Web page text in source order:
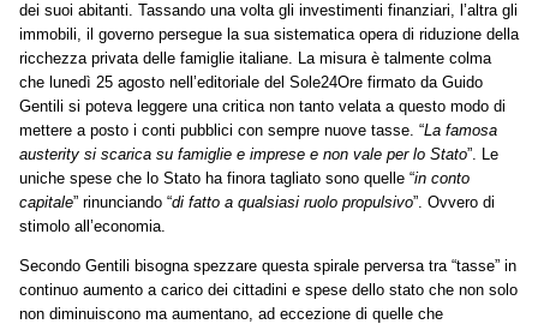
dei suoi abitanti. Tassando una volta gli investimenti finanziari, l’altra gli
immobili, il governo persegue la sua sistematica opera di riduzione della
ricchezza privata delle famiglie italiane. La misura è talmente colma
che lunedì 25 agosto nell’editoriale del Sole24Ore firmato da Guido
Gentili si poteva leggere una critica non tanto velata a questo modo di
mettere a posto i conti pubblici con sempre nuove tasse. “La famosa
austerity si scarica su famiglie e imprese e non vale per lo Stato”. Le
uniche spese che lo Stato ha finora tagliato sono quelle “in conto
capitale” rinunciando “di fatto a qualsiasi ruolo propulsivo”. Ovvero di
stimolo all’economia.
Secondo Gentili bisogna spezzare questa spirale perversa tra “tasse” in
continuo aumento a carico dei cittadini e spese dello stato che non solo
non diminuiscono ma aumentano, ad eccezione di quelle che